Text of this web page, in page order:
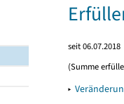
seit 06.07.2018
(Summe
▸